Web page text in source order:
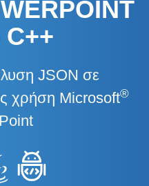
JSON σε
χρήση Microsoft®